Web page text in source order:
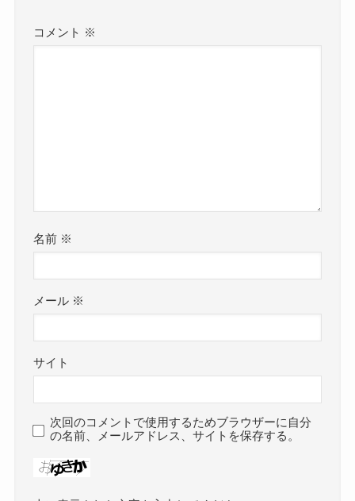
コメント ※
名前 ※
メール ※
サイト
次回のコメントで使用するためブラウザーに自分
の名前、メールアドレス、サイトを保存する。